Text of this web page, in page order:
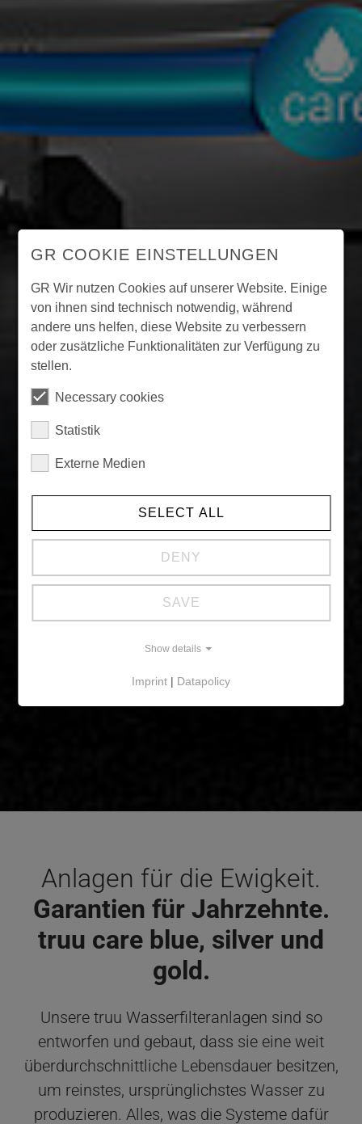
Anlagen für die Ewigkeit.
Garantien für Jahrzehnte.
truu care blue, silver und
gold.
Unsere truu Wasserfilteranlagen sind so
entworfen und gebaut, dass sie eine weit
überdurchschnittliche Lebensdauer besitzen,
um reinstes, ursprünglichstes Wasser zu
produzieren. Alles, was die Systeme dafür
GR COOKIE EINSTELLUNGEN
GR Wir nutzen Cookies auf unserer Website. Einige
von ihnen sind technisch notwendig, während
andere uns helfen, diese Website zu verbessern
oder zusätzliche Funktionalitäten zur Verfügung zu
stellen.
Necessary cookies
Statistik
Externe Medien
SELECT ALL
DENY
SAVE
Show details
Imprint | Datapolicy